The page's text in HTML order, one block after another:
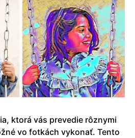
ktorá vás prevedie rôznymi
vo fotkách vykonať. Tento